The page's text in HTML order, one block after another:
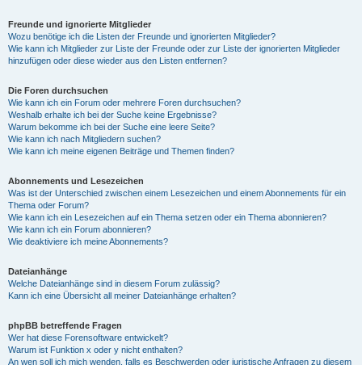
Freunde und ignorierte Mitglieder
Wozu benötige ich die Listen der Freunde und ignorierten Mitglieder?
Wie kann ich Mitglieder zur Liste der Freunde oder zur Liste der ignorierten Mitglieder
hinzufügen oder diese wieder aus den Listen entfernen?
Die Foren durchsuchen
Wie kann ich ein Forum oder mehrere Foren durchsuchen?
Weshalb erhalte ich bei der Suche keine Ergebnisse?
Warum bekomme ich bei der Suche eine leere Seite?
Wie kann ich nach Mitgliedern suchen?
Wie kann ich meine eigenen Beiträge und Themen finden?
Abonnements und Lesezeichen
Was ist der Unterschied zwischen einem Lesezeichen und einem Abonnements für ein
Thema oder Forum?
Wie kann ich ein Lesezeichen auf ein Thema setzen oder ein Thema abonnieren?
Wie kann ich ein Forum abonnieren?
Wie deaktiviere ich meine Abonnements?
Dateianhänge
Welche Dateianhänge sind in diesem Forum zulässig?
Kann ich eine Übersicht all meiner Dateianhänge erhalten?
phpBB betreffende Fragen
Wer hat diese Forensoftware entwickelt?
Warum ist Funktion x oder y nicht enthalten?
An wen soll ich mich wenden, falls es Beschwerden oder juristische Anfragen zu diesem